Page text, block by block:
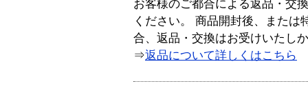
お客様のご都合による返品・交
ください。 商品開封後、または
合、返品・交換はお受けいたし
⇒返品について詳しくはこちら